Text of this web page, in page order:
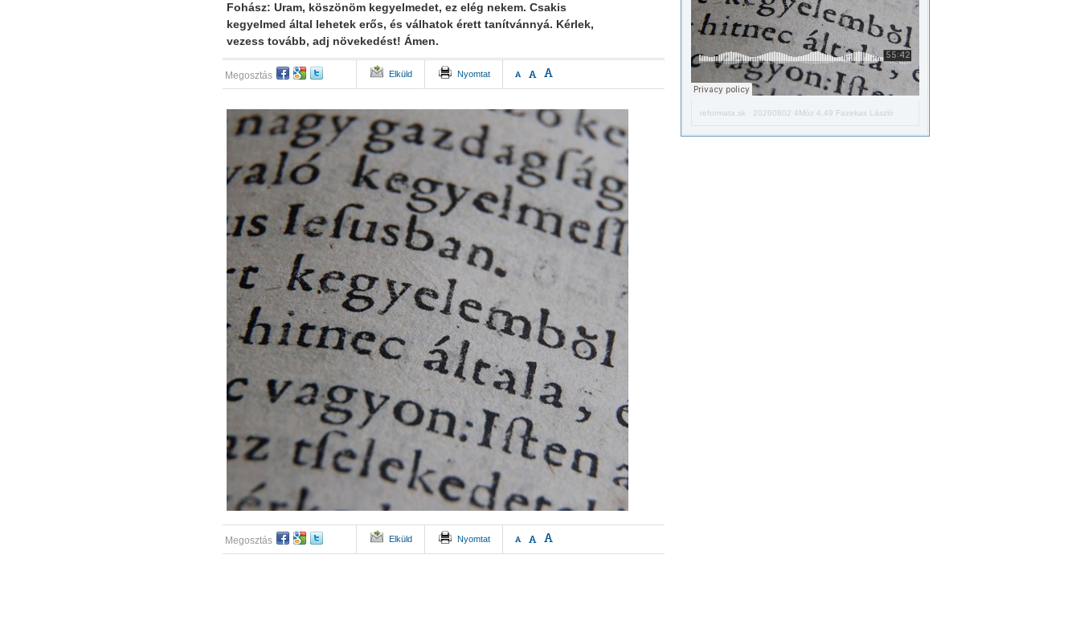
Fohász: Uram, köszönöm kegyelmedet, ez elég nekem. Csakis
kegyelmed által lehetek erős, és válhatok érett tanítvánnyá. Kérlek,
vezess tovább, adj növekedést! Ámen.
Megosztás Elküld Nyomtat A A A
Megosztás Elküld Nyomtat A A A
reformata.sk · 20260802 4Móz 4,49 Fazekas László